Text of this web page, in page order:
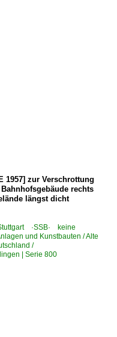
1957] zur Verschrottung
rechts
längst dicht
·SSB· keine
und Kunstbauten / Alte
/
| Serie 800